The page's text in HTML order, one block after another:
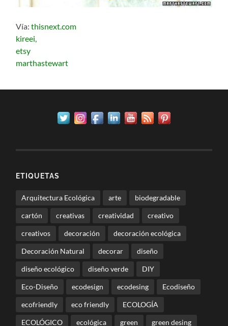
Vía:thisnext.com
kireei,
etsy
marthastewart
ETIQUETAS
Arquitectura Ecológica arte biodegradable
cartón creativas creatividad creativo
creativos decoración decoración ecológica
Decoración Natural decorar diseño
diseño ecológico diseño verde DIY
Eco-Diseño ecodesign ecodesing Ecodiseño
ecofriendly eco friendly ECOLOGÍA
ECOLÓGICO ecológica green green desing